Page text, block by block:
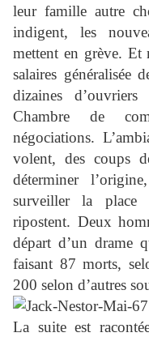
leur famille autre
indigent, les
mettent en grève. Et
salaires
dizaines
Chambre de
négociations.
volent, des coups
déterminer
surveiller la
ripostent. Deux
départ d’un drame
faisant 87 morts,
200 selon d’autres
La suite est